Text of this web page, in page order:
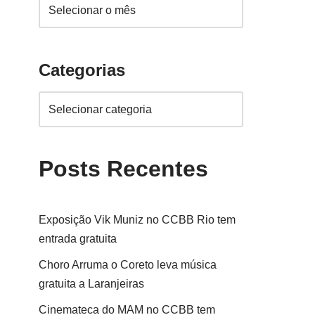
Categorias
Posts Recentes
Exposição Vik Muniz no CCBB Rio tem
entrada gratuita
Choro Arruma o Coreto leva música
gratuita a Laranjeiras
Cinemateca do MAM no CCBB tem